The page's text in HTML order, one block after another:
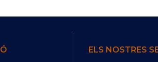
ELS NOSTRES